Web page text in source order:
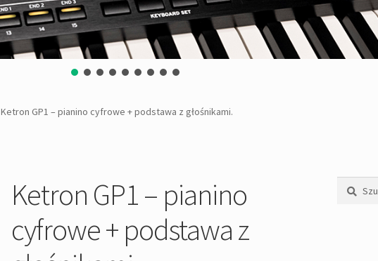
Ketron GP1 – pianino cyfrowe + podstawa z głośnikami.
Ketron GP1 – pianino
cyfrowe + podstawa z
Szukaj: